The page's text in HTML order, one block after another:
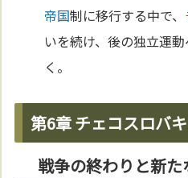
帝国制に移行する中で、
いを続け、後の独立運
く。
第6章 チェコスロバ
戦争の終わりと新